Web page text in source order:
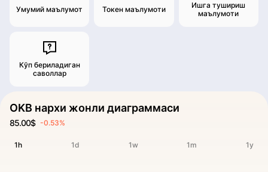
Умумий маълумот Токен маълумоти
Ишга тушириш
маълумоти
Кўп бериладиган
саволлар
OKB нархи жонли диаграммаси
85.00$ -0.53%
1h 1d 1w 1m 1y